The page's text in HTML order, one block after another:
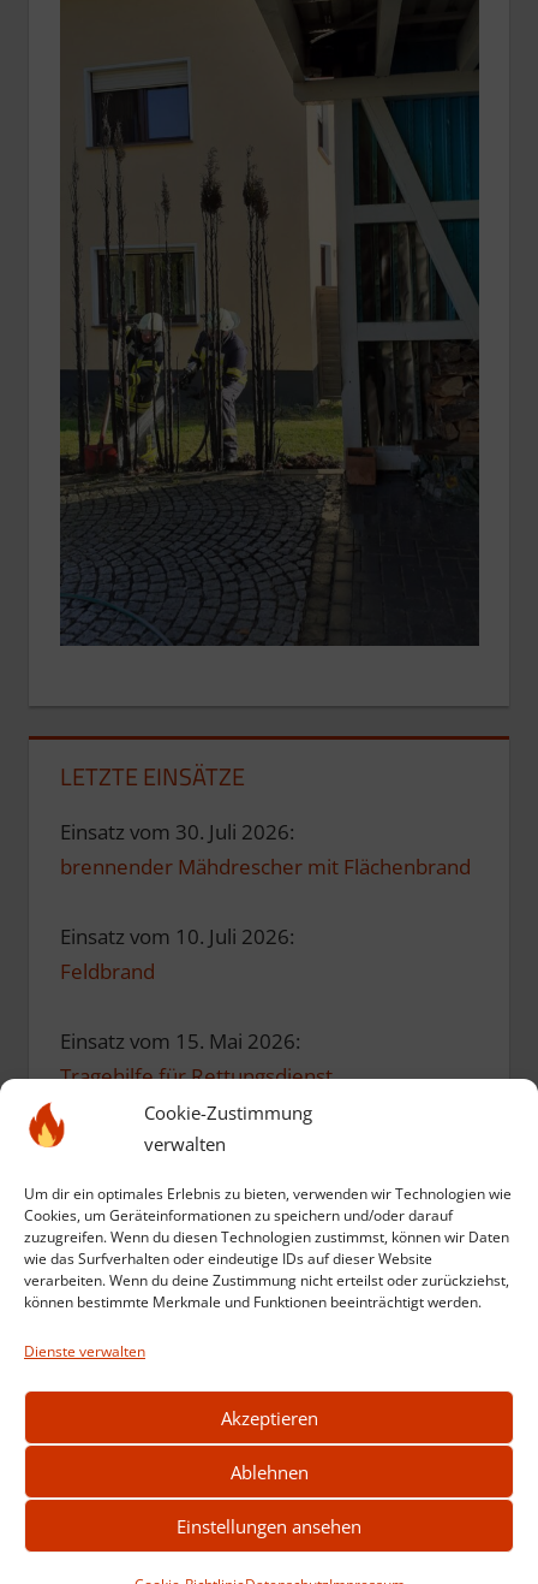
Cookie-Zustimmung
verwalten
Um dir ein optimales Erlebnis zu bieten, verwenden wir Technologien wie
Cookies, um Geräteinformationen zu speichern und/oder darauf
zuzugreifen. Wenn du diesen Technologien zustimmst, können wir Daten
wie das Surfverhalten oder eindeutige IDs auf dieser Website
verarbeiten. Wenn du deine Zustimmung nicht erteilst oder zurückziehst,
können bestimmte Merkmale und Funktionen beeinträchtigt werden.
Dienste verwalten
Akzeptieren
Ablehnen
Einstellungen ansehen
LETZTE EINSÄTZE
Einsatz vom 30. Juli 2026:
brennender Mähdrescher mit Flächenbrand
Einsatz vom 10. Juli 2026:
Feldbrand
Einsatz vom 15. Mai 2026:
Tragehilfe für Rettungsdienst
Einsatz vom 10. Mai 2026:
Einsatz vom 12. März 2026:
Kompost in Brand
Weitere Einsätze anzeigen
2026 © feuerwehr-stadtlengsfeld.de